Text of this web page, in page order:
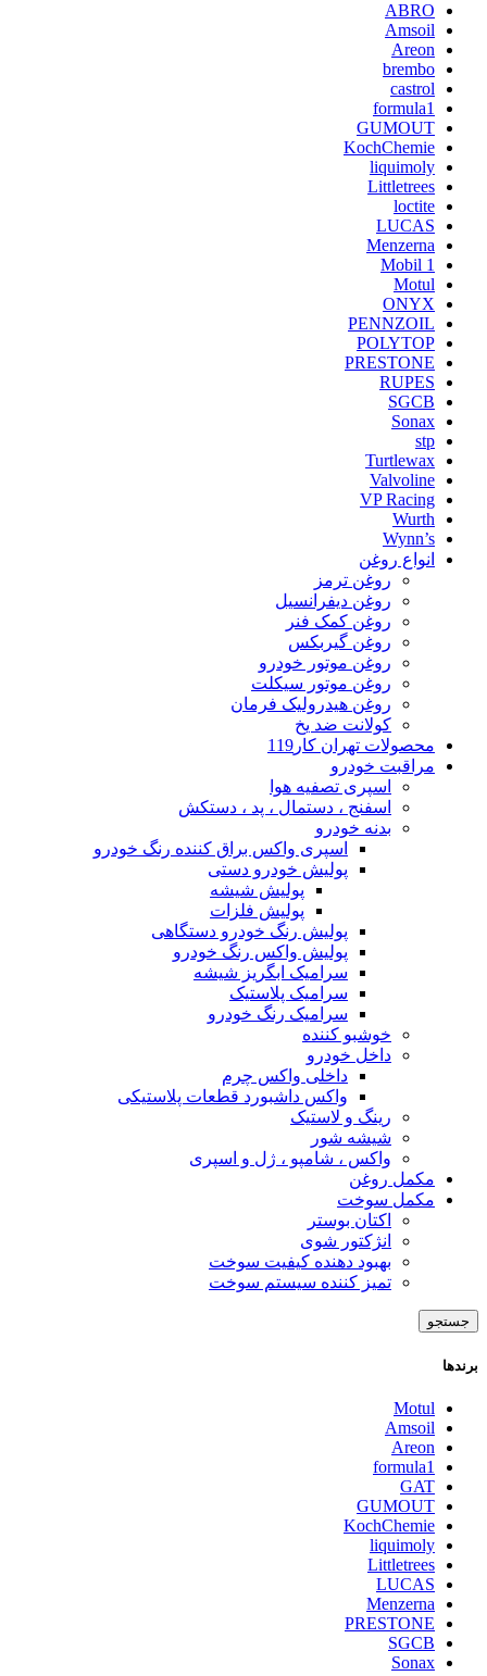
ABRO
Amsoil
Areon
brembo
castrol
formula1
GUMOUT
KochChemie
liquimoly
Littletrees
loctite
LUCAS
Menzerna
Mobil 1
Motul
ONYX
PENNZOIL
POLYTOP
PRESTONE
RUPES
SGCB
Sonax
stp
Turtlewax
Valvoline
VP Racing
Wurth
Wynn’s
انواع روغن
روغن ترمز
روغن دیفرانسیل
روغن کمک فنر
روغن گیربکس
روغن موتور خودرو
روغن موتور سیکلت
روغن هیدرولیک فرمان
کولانت ضد یخ
محصولات تهران کار119
مراقبت خودرو
اسپری تصفیه هوا
اسفنج ، دستمال ، پد ، دستکش
بدنه خودرو
اسپری واکس براق کننده رنگ خودرو
پولیش خودرو دستی
پولیش شیشه
پولیش فلزات
پولیش رنگ خودرو دستگاهی
پولیش واکس رنگ خودرو
سرامیک ابگریز شیشه
سرامیک پلاستیک
سرامیک رنگ خودرو
خوشبو کننده
داخل خودرو
داخلی واکس چرم
واکس داشبورد قطعات پلاستیکی
رینگ و لاستیک
شیشه شور
واکس ، شامپو ، ژل و اسپری
مکمل روغن
مکمل سوخت
اکتان بوستر
انژکتور شوی
بهبود دهنده کیفیت سوخت
تمیز کننده سیستم سوخت
جستجو
برندها
Motul
Amsoil
Areon
formula1
GAT
GUMOUT
KochChemie
liquimoly
Littletrees
LUCAS
Menzerna
PRESTONE
SGCB
Sonax